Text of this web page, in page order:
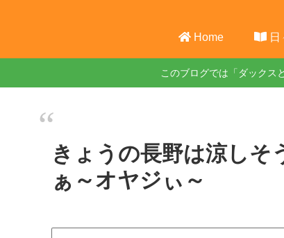
Home
このブログでは「ダックス
きょうの長野は涼しそ
ぁ～オヤジぃ～